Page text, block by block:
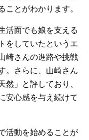
ことがわかります。
活面でも娘を支える
をしていたというエ
崎さんの進路や挑戦
。さらに、山崎さん
然」と評しており、
安心感を与え続けて
活動を始めることが